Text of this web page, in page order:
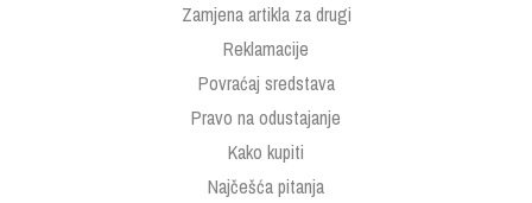
Zamjena artikla za drugi
Reklamacije
Povraćaj sredstava
Pravo na odustajanje
Kako kupiti
Najčešća pitanja